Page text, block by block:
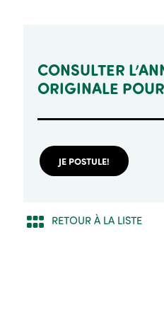
CONSULTER
ORIGINALE
JE POSTULE!
RETOUR À LA LISTE